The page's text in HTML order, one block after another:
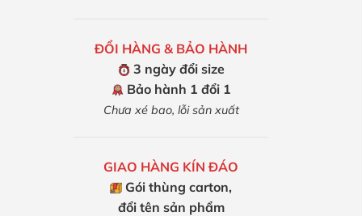
ĐỔI HÀNG & BẢO HÀNH
3 ngày đổi size
Bảo hành 1 đổi 1
Chưa xé bao, lỗi sản xuất
GIAO HÀNG KÍN ĐÁO
Gói thùng carton,
đổi tên sản phẩm